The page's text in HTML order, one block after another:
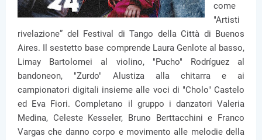
come
"Artisti
rivelazione” del Festival di Tango della Città di Buenos
Aires. Il sestetto base comprende Laura Genlote al basso,
Limay Bartolomei al violino, "Pucho" Rodríguez al
bandoneon, "Zurdo" Alustiza alla chitarra e ai
campionatori digitali insieme alle voci di "Cholo" Castelo
ed Eva Fiori. Completano il gruppo i danzatori Valeria
Medina, Celeste Kesseler, Bruno Berttacchini e Franco
Vargas che danno corpo e movimento alle melodie della